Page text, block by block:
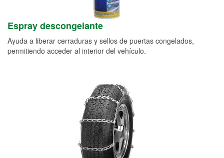
Espray descongelante
Ayuda a liberar cerraduras y sellos de puertas congelados,
permitiendo acceder al interior del vehículo.